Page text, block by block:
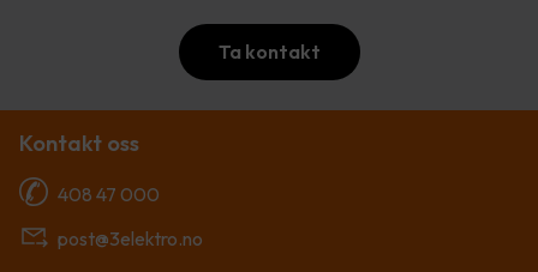
Ta kontakt
Kontakt oss
408 47 000
post@3elektro.no